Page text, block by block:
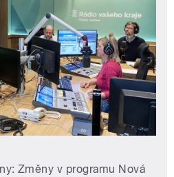
Změny v programu Nová